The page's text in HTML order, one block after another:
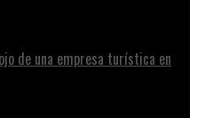
de una empresa turística en